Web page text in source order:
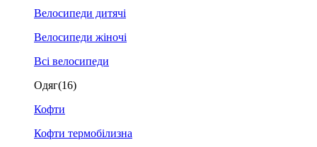
Велосипеди дитячі
Велосипеди жіночі
Всі велосипеди
Одяг(16)
Кофти
Кофти термобілизна